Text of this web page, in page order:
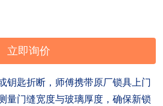
立即询价
钥匙折断，师傅携带原厂锁具上门
量门缝宽度与玻璃厚度，确保新锁